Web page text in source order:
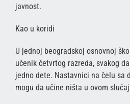
javnost.
Kao u koridi
U jednoj beogradskoj osnovnoj
učenik četvrtog razreda, svakog
jedno dete. Nastavnici na čelu sa
mogu da učine ništa u ovom